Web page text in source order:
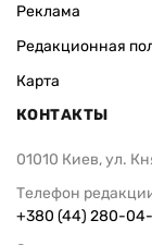
Реклама
Редакционная
Карта
КОНТАКТЫ
01010 Киев, ул.
Телефон
+380 (44) 280-